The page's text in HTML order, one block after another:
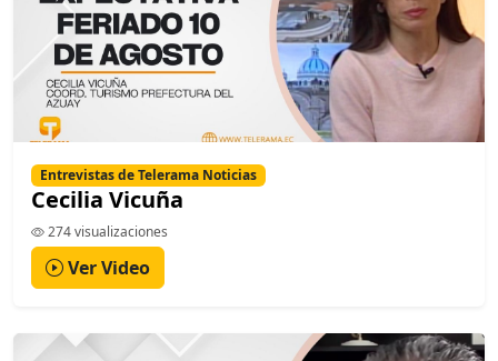
Entrevistas de Telerama Noticias
Cecilia Vicuña
274 visualizaciones
Ver Video